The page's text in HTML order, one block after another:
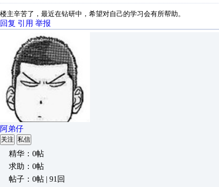
楼主辛苦了，最近在钻研中，希望对自己的学习会有所帮助。
回复 引用 举报
阿弟仔
关注 私信
精华：0帖
求助：0帖
帖子：0帖 | 91回